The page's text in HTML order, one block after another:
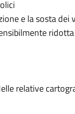
e la sosta dei
ridotta
relative